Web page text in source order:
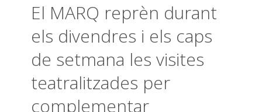
El MARQ reprèn durant
els divendres i els caps
de setmana les visites
teatralitzades per
complementar